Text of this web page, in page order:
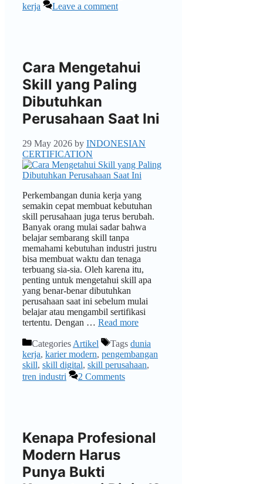
kerja
Leave a comment
Cara Mengetahui
Skill yang Paling
Dibutuhkan
Perusahaan Saat Ini
29 May 2026 by INDONESIAN
CERTIFICATION
Perkembangan dunia kerja yang
semakin cepat membuat kebutuhan
skill perusahaan juga terus berubah.
Banyak orang mulai sadar bahwa
belajar sembarang skill tanpa
memahami kebutuhan industri justru
bisa membuat waktu dan tenaga
terbuang sia-sia. Oleh karena itu,
penting untuk mengetahui skill apa
yang benar-benar dibutuhkan
perusahaan saat ini sebelum mulai
belajar atau mengambil sertifikasi
tertentu. Dengan … Read more
CategoriesArtikel Tags dunia
kerja, karier modern, pengembangan
skill, skill digital, skill perusahaan,
tren industri
2 Comments
Kenapa Profesional
Modern Harus
Punya Bukti